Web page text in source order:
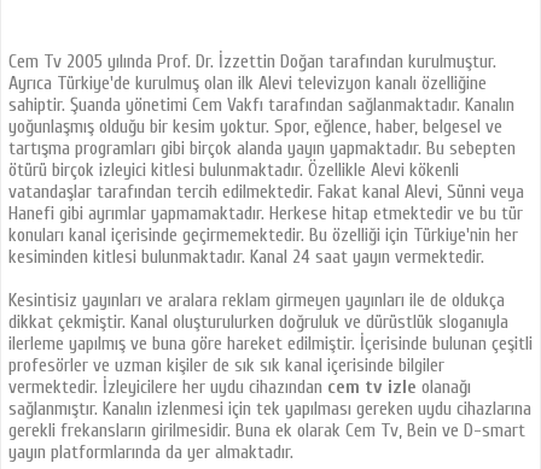
Cem Tv 2005 yılında Prof. Dr. İzzettin Doğan tarafından kurulmuştur.
Ayrıca Türkiye'de kurulmuş olan ilk Alevi televizyon kanalı özelliğine
sahiptir. Şuanda yönetimi Cem Vakfı tarafından sağlanmaktadır. Kanalın
yoğunlaşmış olduğu bir kesim yoktur. Spor, eğlence, haber, belgesel ve
tartışma programları gibi birçok alanda yayın yapmaktadır. Bu sebepten
ötürü birçok izleyici kitlesi bulunmaktadır. Özellikle Alevi kökenli
vatandaşlar tarafından tercih edilmektedir. Fakat kanal Alevi, Sünni veya
Hanefi gibi ayrımlar yapmamaktadır. Herkese hitap etmektedir ve bu tür
konuları kanal içerisinde geçirmemektedir. Bu özelliği için Türkiye'nin her
kesiminden kitlesi bulunmaktadır. Kanal 24 saat yayın vermektedir.
Kesintisiz yayınları ve aralara reklam girmeyen yayınları ile de oldukça
dikkat çekmiştir. Kanal oluşturulurken doğruluk ve dürüstlük sloganıyla
ilerleme yapılmış ve buna göre hareket edilmiştir. İçerisinde bulunan çeşitli
profesörler ve uzman kişiler de sık sık kanal içerisinde bilgiler
vermektedir. İzleyicilere her uydu cihazından cem tv izle olanağı
sağlanmıştır. Kanalın izlenmesi için tek yapılması gereken uydu cihazlarına
gerekli frekansların girilmesidir. Buna ek olarak Cem Tv, Bein ve D-smart
yayın platformlarında da yer almaktadır.